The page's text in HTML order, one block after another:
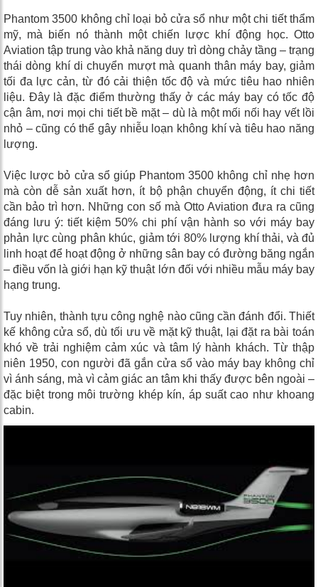
Phantom 3500 không chỉ loại bỏ cửa sổ như một chi tiết thẩm
mỹ, mà biến nó thành một chiến lược khí động học. Otto
Aviation tập trung vào khả năng duy trì dòng chảy tầng – trạng
thái dòng khí di chuyển mượt mà quanh thân máy bay, giảm
tối đa lực cản, từ đó cải thiện tốc độ và mức tiêu hao nhiên
liệu. Đây là đặc điểm thường thấy ở các máy bay có tốc độ
cận âm, nơi mọi chi tiết bề mặt – dù là một mối nối hay vết lồi
nhỏ – cũng có thể gây nhiễu loạn không khí và tiêu hao năng
lượng.
Việc lược bỏ cửa sổ giúp Phantom 3500 không chỉ nhẹ hơn
mà còn dễ sản xuất hơn, ít bộ phận chuyển động, ít chi tiết
cần bảo trì hơn. Những con số mà Otto Aviation đưa ra cũng
đáng lưu ý: tiết kiệm 50% chi phí vận hành so với máy bay
phản lực cùng phân khúc, giảm tới 80% lượng khí thải, và đủ
linh hoạt để hoạt động ở những sân bay có đường băng ngắn
– điều vốn là giới hạn kỹ thuật lớn đối với nhiều mẫu máy bay
hạng trung.
Tuy nhiên, thành tựu công nghệ nào cũng cần đánh đổi. Thiết
kế không cửa sổ, dù tối ưu về mặt kỹ thuật, lại đặt ra bài toán
khó về trải nghiệm cảm xúc và tâm lý hành khách. Từ thập
niên 1950, con người đã gắn cửa sổ vào máy bay không chỉ
vì ánh sáng, mà vì cảm giác an tâm khi thấy được bên ngoài –
đặc biệt trong môi trường khép kín, áp suất cao như khoang
cabin.